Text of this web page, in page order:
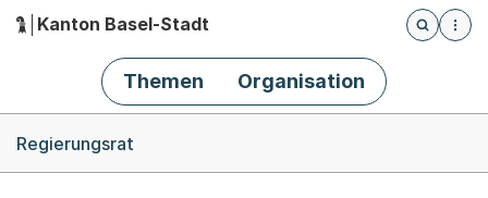
Hauptnavigation
Kanton Basel-Stadt
Öffnet
Themen Organisation
Regierungsrat